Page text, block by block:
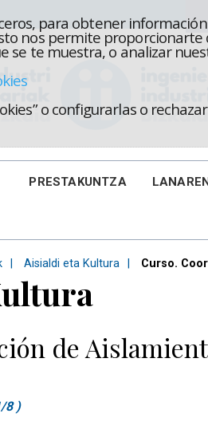
para obtener
nos permite
se te muestra, o analizar
o configurarlas o
PRESTAKUNTZA
Aisialdi eta Kultura Curso.
de
8 )